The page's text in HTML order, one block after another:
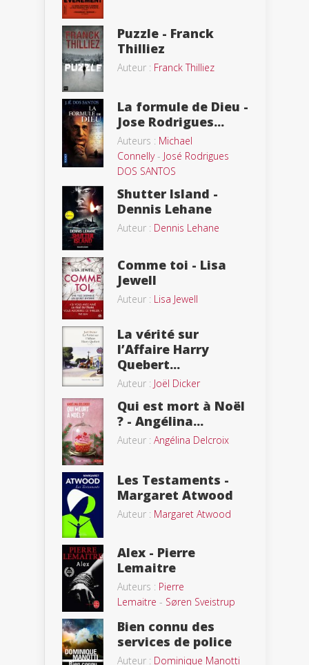
Puzzle - Franck
Thilliez
Auteur : Franck Thilliez
La formule de Dieu -
Jose Rodrigues...
Auteurs : Michael
Connelly- José Rodrigues
DOS SANTOS
Shutter Island -
Dennis Lehane
Auteur : Dennis Lehane
Comme toi - Lisa
Jewell
Auteur : Lisa Jewell
La vérité sur
l’Affaire Harry
Quebert...
Auteur : Joël Dicker
Qui est mort à Noël
? - Angélina...
Auteur : Angélina Delcroix
Les Testaments -
Margaret Atwood
Auteur : Margaret Atwood
Alex - Pierre
Lemaitre
Auteurs : Pierre
Lemaitre - Søren Sveistrup
Bien connu des
services de police
Auteur : Dominique Manotti